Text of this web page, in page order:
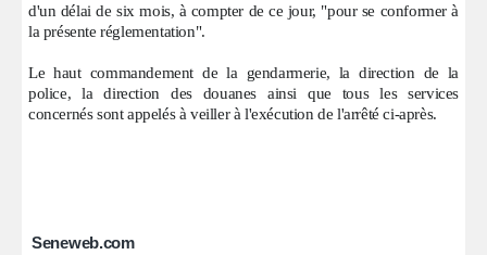
d'un délai de six mois, à compter de ce jour, "pour se conformer à
la présente réglementation".
Le haut commandement de la gendarmerie, la direction de la
police, la direction des douanes ainsi que tous les services
concernés sont appelés à veiller à l'exécution de l'arrêté ci-après.
Seneweb.com